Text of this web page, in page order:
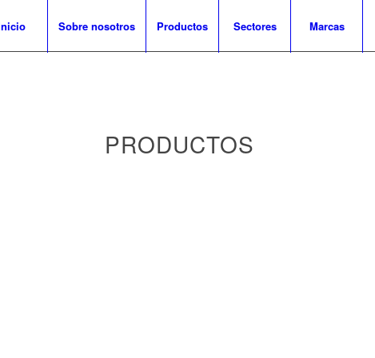
Sobre nosotros Productos Sectores Marcas
PRODUCTOS